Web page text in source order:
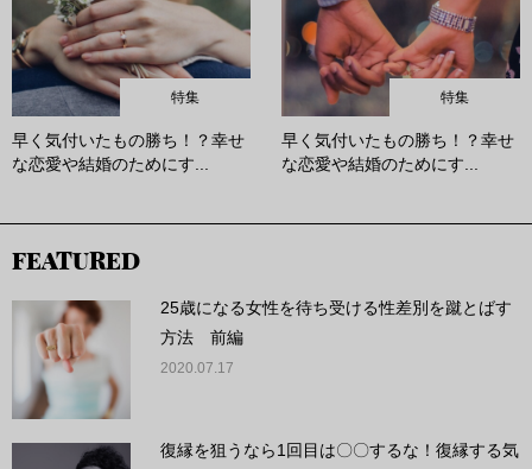
特集
早く気付いたもの勝ち！？幸せ
な恋愛や結婚のためにす...
特集
早く気付いたもの勝ち！？幸せ
な恋愛や結婚のためにす...
FEATURED
25歳になる女性を待ち受ける性差別を蹴とばす
方法 前編
2020.07.17
復縁を狙うなら1回目は〇〇するな！復縁する気